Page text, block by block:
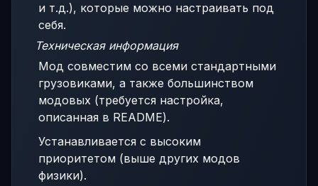
и т.д.), которые можно настраивать под
себя.
Техническая информация
Мод совместим со всеми стандартными
грузовиками, а также большинством
модовых (требуется настройка,
описанная в README).
Устанавливается с высоким
приоритетом (выше других модов
физики).